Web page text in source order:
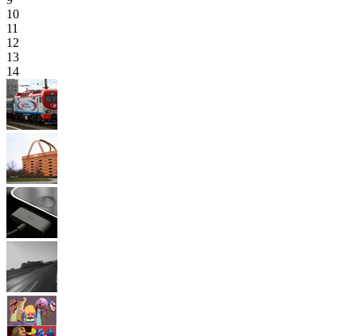
10
11
12
13
14